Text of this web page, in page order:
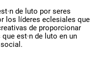
de luto por seres
los líderes eclesiales que
de proporcionar
est·n de luto en un